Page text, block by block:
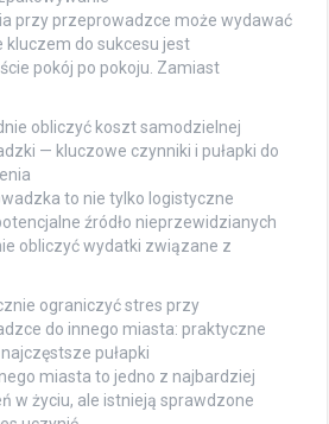
przy przeprowadzce może wydawać
kluczem do sukcesu jest
pokój po pokoju. Zamiast
obliczyć koszt samodzielnej
— kluczowe czynniki i pułapki do
to nie tylko logistyczne
źródło nieprzewidzianych
obliczyć wydatki związane z
ograniczyć stres przy
do innego miasta: praktyczne
pułapki
miasta to jedno z najbardziej
w życiu, ale istnieją sprawdzone